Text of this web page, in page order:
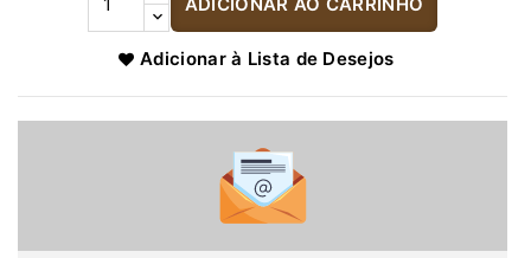
Adicionar à Lista de Desejos